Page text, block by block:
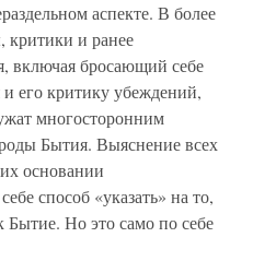
аспекте. В более
критики и ранее
включая бросающий себе
его критику убеждений,
многосторонним
Бытия. Выяснение всех
основании
способ «указать» на то,
Бытие. Но это само по себе